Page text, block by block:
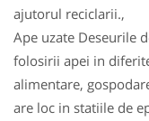
ajutorul reciclarii.,
Ape uzate Deseurile
folosirii apei in
alimentare,
are loc in statiile de